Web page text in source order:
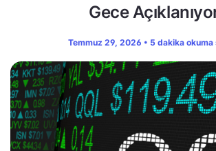
Gece
Temmuz 29, 2026 • 5 dakika okuma